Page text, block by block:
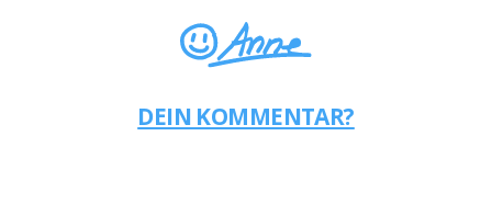
DEIN KOMMENTAR?